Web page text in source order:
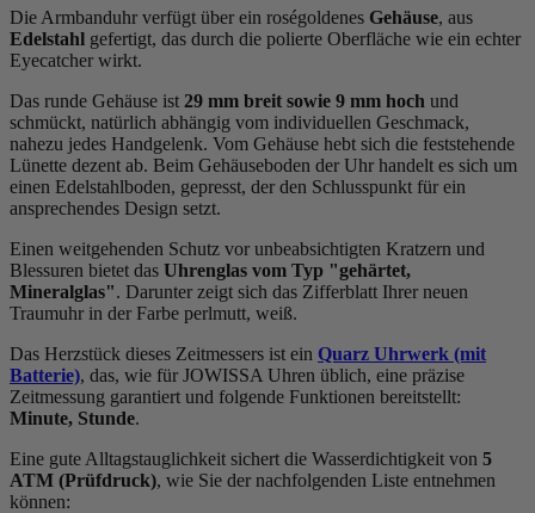
Die Armbanduhr verfügt über ein roségoldenes Gehäuse, aus
Edelstahl gefertigt, das durch die polierte Oberfläche wie ein echter
Eyecatcher wirkt.
Das runde Gehäuse ist 29 mm breit sowie 9 mm hoch und
schmückt, natürlich abhängig vom individuellen Geschmack,
nahezu jedes Handgelenk. Vom Gehäuse hebt sich die feststehende
Lünette dezent ab. Beim Gehäuseboden der Uhr handelt es sich um
einen Edelstahlboden, gepresst, der den Schlusspunkt für ein
ansprechendes Design setzt.
Einen weitgehenden Schutz vor unbeabsichtigten Kratzern und
Blessuren bietet das Uhrenglas vom Typ "gehärtet,
Mineralglas". Darunter zeigt sich das Zifferblatt Ihrer neuen
Traumuhr in der Farbe perlmutt, weiß.
Das Herzstück dieses Zeitmessers ist ein Quarz Uhrwerk (mit
Batterie), das, wie für JOWISSA Uhren üblich, eine präzise
Zeitmessung garantiert und folgende Funktionen bereitstellt:
Minute, Stunde.
Eine gute Alltagstauglichkeit sichert die Wasserdichtigkeit von 5
ATM (Prüfdruck), wie Sie der nachfolgenden Liste entnehmen
können: